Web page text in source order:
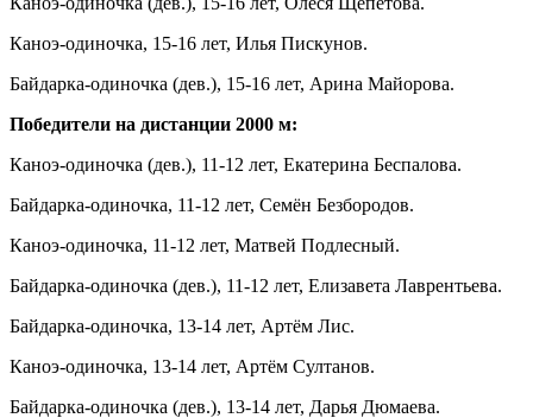
Каноэ-одиночка, 15-16 лет, Илья Пискунов.
Байдарка-одиночка (дев.), 15-16 лет, Арина Майорова.
Победители на дистанции 2000 м:
Каноэ-одиночка (дев.), 11-12 лет, Екатерина Беспалова.
Байдарка-одиночка, 11-12 лет, Семён Безбородов.
Каноэ-одиночка, 11-12 лет, Матвей Подлесный.
Байдарка-одиночка (дев.), 11-12 лет, Елизавета Лаврентьева.
Байдарка-одиночка, 13-14 лет, Артём Лис.
Каноэ-одиночка, 13-14 лет, Артём Султанов.
Байдарка-одиночка (дев.), 13-14 лет, Дарья Дюмаева.